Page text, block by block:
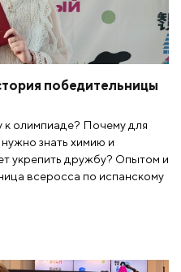
победительницы
к олимпиаде? Почему для
знать химию и
укрепить дружбу? Опытом и
всеросса по испанскому